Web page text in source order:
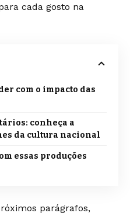
cada gosto na
com o impacto das
conheça a
da cultura nacional
essas produções
parágrafos,